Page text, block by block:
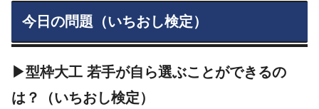
今日の問題（いちおし検定）
▶型枠大工 若手が自ら選ぶことができるの
は？（いちおし検定）